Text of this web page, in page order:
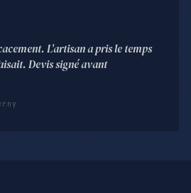
L'artisan a pris le temps
Devis signé avant